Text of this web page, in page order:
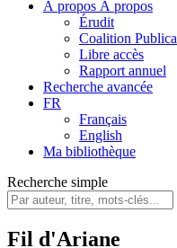
À propos À propos
Érudit
Coalition Publica
Libre accès
Rapport annuel
Recherche avancée
FR
Français
English
Ma bibliothèque
Recherche simple
Fil d'Ariane